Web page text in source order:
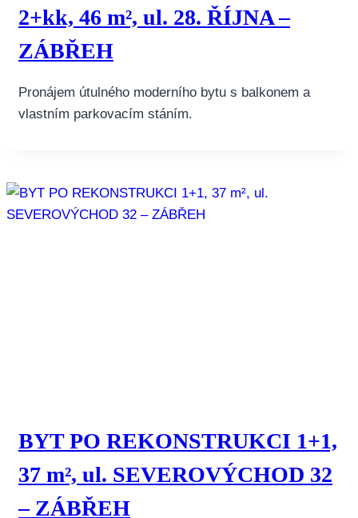
2+kk, 46 m², ul. 28. ŘÍJNA –
ZÁBŘEH
Pronájem útulného moderního bytu s balkonem a
vlastním parkovacím stáním.
BYT PO REKONSTRUKCI 1+1,
37 m², ul. SEVEROVÝCHOD 32
– ZÁBŘEH